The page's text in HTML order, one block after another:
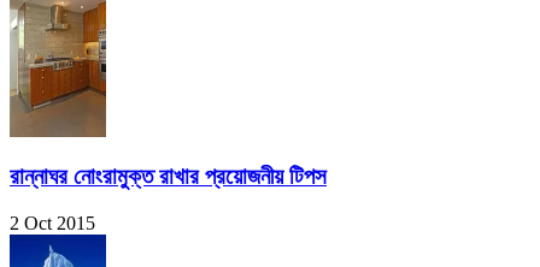
রান্নাঘর নোংরামুক্ত রাখার প্রয়োজনীয় টিপস
2 Oct 2015